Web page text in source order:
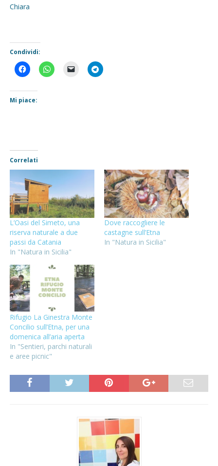
Chiara
Condividi:
Mi piace:
Correlati
L’Oasi del Simeto, una
riserva naturale a due
passi da Catania
In "Natura in Sicilia"
Dove raccogliere le
castagne sull’Etna
In "Natura in Sicilia"
Rifugio La Ginestra Monte
Concilio sull’Etna, per una
domenica all’aria aperta
In "Sentieri, parchi naturali
e aree picnic"